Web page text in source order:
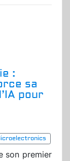
:
sa
pour
son premier